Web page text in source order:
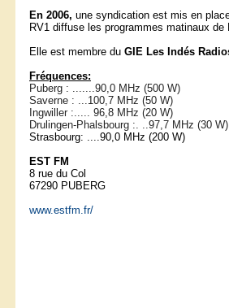
En 2006, une syndication est mis en
RV1 diffuse les programmes matinaux de
Elle est membre du GIE Les Indés
Fréquences:
Puberg : .......90,0 MHz (500 W)
Saverne : ...100,7 MHz (50 W)
Ingwiller :..... 96,8 MHz (20 W)
Drulingen-Phalsbourg :. ..97,7 MHz (30 W)
Strasbourg: ....90,0 MHz (200 W)
EST FM
8 rue du Col
67290 PUBERG
www.estfm.fr/